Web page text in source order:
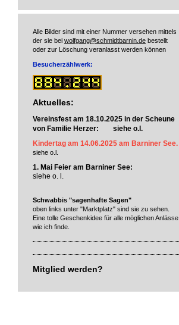
Alle Bilder sind mit einer Nummer versehen mittels
der sie bei wolfgang@schmidtbarnin.de bestellt
oder zur Löschung veranlasst werden können
Besucherzählwerk:
Aktuelles:
Vereinsfest am 18.10.2025 in der Scheune
von Familie Herzer: siehe o.l.
Kindertag am 14.06.2025 am Barniner See.
siehe o.l.
1. Mai Feier am Barniner See:
siehe o. l.
Schwabbis "sagenhafte Sagen"
oben links unter "Marktplatz" sind sie zu sehen.
Eine tolle Geschenkidee für alle möglichen Anlässe,
wie ich finde.
Mitglied werden?